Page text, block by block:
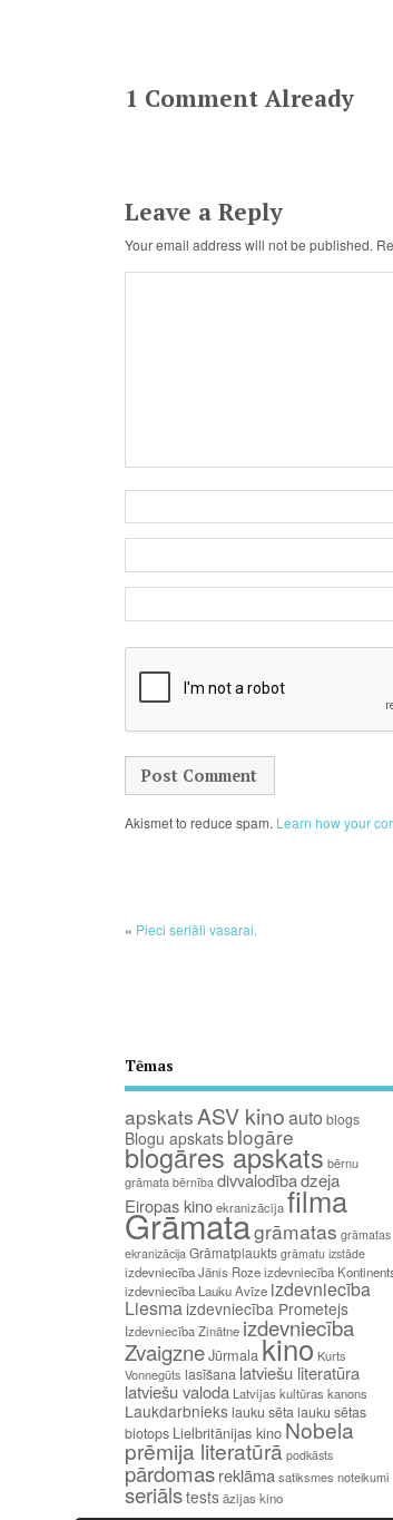
1 Comment Already
Leave a Reply
Your email address will not be published.
Akismet to reduce spam. Learn how your
« Pieci seriāli vasarai.
Tēmas
apskats ASV kinoauto blogs
Blogu apskats blogāre
blogāres apskats bērnu
grāmata bērnība divvalodībadzeja
Eiropas kinoekranizācijafilma
Grāmatagrāmatas grāmatas
ekranizācija Grāmatplaukts grāmatu izstāde
izdevniecība Jānis Rozeizdevniecība
izdevniecība Lauku Avīze izdevniecība
Liesmaizdevniecība Prometejs
Izdevniecība Zinātne izdevniecība
ZvaigzneJūrmala kino Kurts
Vonnegūts lasīšana latviešu literatūra
latviešu valoda Latvijas kultūras kanons
Laukdarbniekslauku sētalauku sētas
biotops Lielbritānijas kino Nobela
prēmija literatūrā podkāsts
pārdomasreklāmasatiksmes noteikumi
seriālstestsāzijas kino